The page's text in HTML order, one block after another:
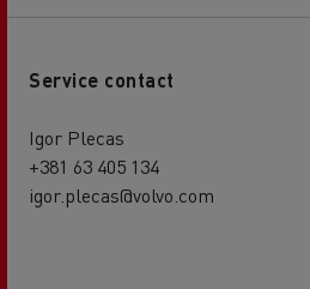
Service contact
Igor Plecas
+381 63 405 134
igor.plecas@volvo.com